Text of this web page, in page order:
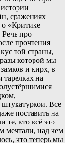
сражениях
«Критике
про
прочтения
той страны,
которой мы
и кирх, в
на
Всё
поставить на
те, кто всё это
мечтали, над чем
что теперь мы